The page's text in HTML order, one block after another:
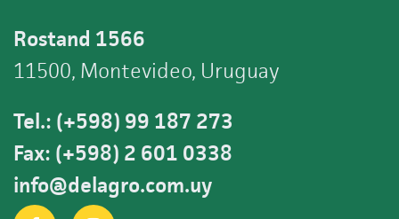
Rostand 1566
11500, Montevideo, Uruguay
Tel.: (+598) 99 187 273
Fax: (+598) 2 601 0338
info@delagro.com.uy